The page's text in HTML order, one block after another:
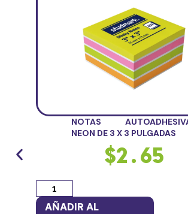
NOTAS
NEON DE 3 X 3 PULGADAS
$2.65
AÑADIR AL